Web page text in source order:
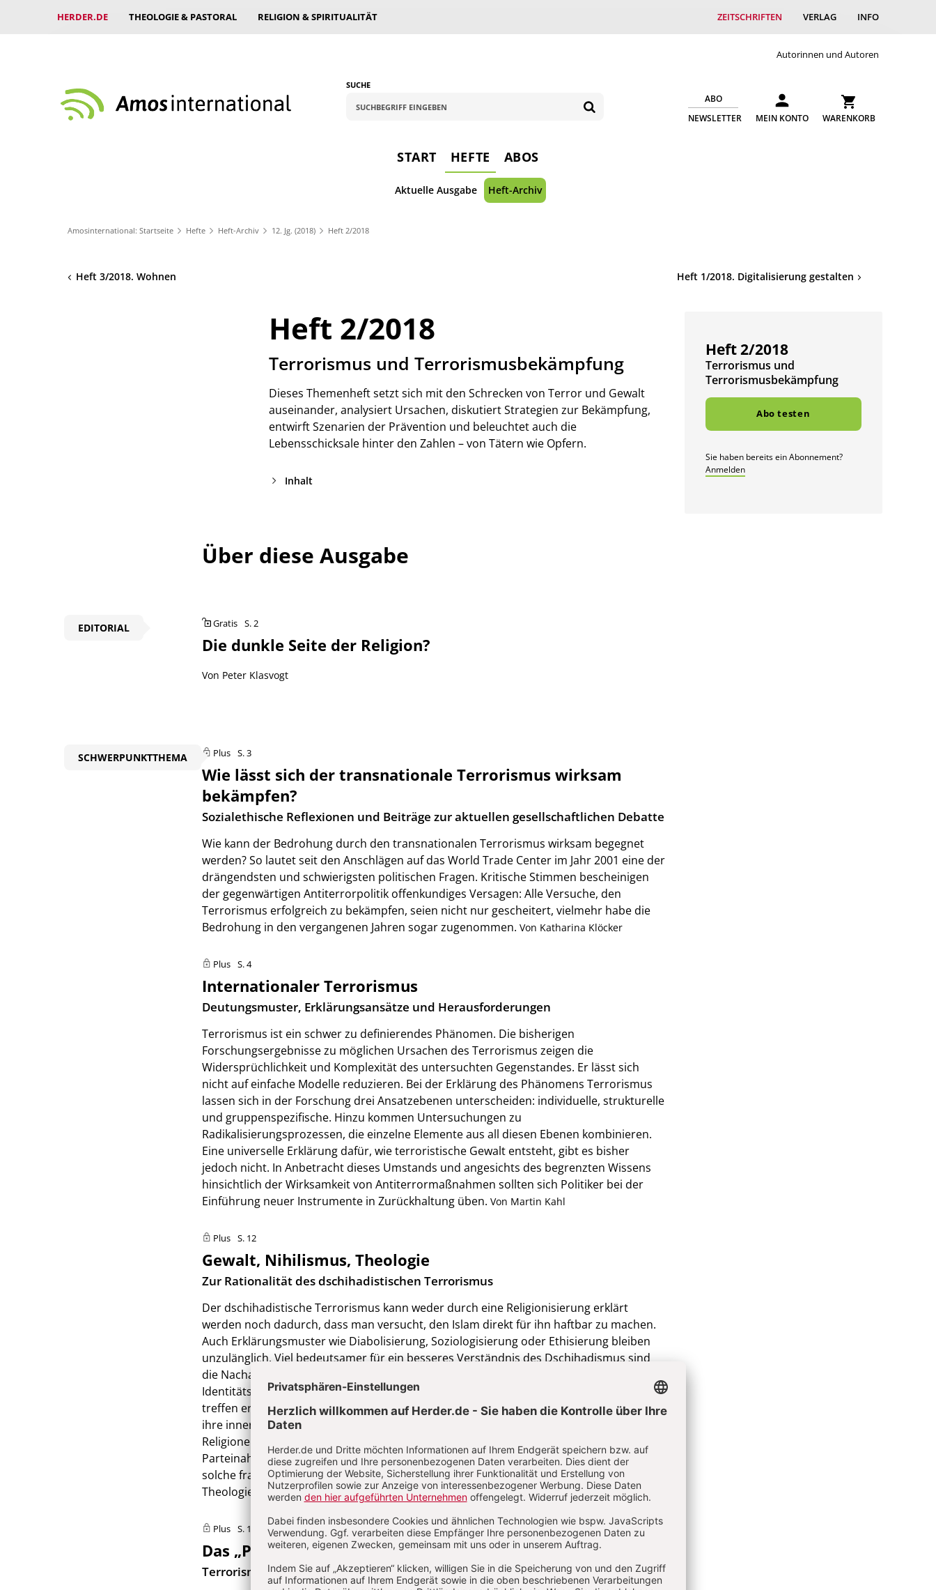
HERDER.DE THEOLOGIE & PASTORAL RELIGION & SPIRITUALITÄT ZEITSCHRIFTEN VERLAG INFO
Autorinnen und Autoren
SUCHE
ABO
NEWSLETTER
MEIN KONTO WARENKORB
START HEFTE ABOS
Aktuelle Ausgabe Heft-Archiv
Amosinternational: Startseite Hefte Heft-Archiv 12. Jg. (2018) Heft 2/2018
Heft 3/2018. Wohnen Heft 1/2018. Digitalisierung gestalten
Heft 2/2018
:
Terrorismus und Terrorismus­bekämpfung
Dieses Themenheft setzt sich mit den Schrecken von Terror und Gewalt
auseinander, analysiert Ursachen, diskutiert Strategien zur Bekämpfung,
entwirft Szenarien der Prävention und beleuchtet auch die
Lebensschicksale hinter den Zahlen – von Tätern wie Opfern.
Inhalt
Heft 2/2018
:
Terrorismus und
Terrorismus­bekämpfung
Abo testen
Sie haben bereits ein Abonnement?
Anmelden
Über diese Ausgabe
EDITORIAL Gratis S. 2
Die dunkle Seite der Religion?
Von Peter Klasvogt
SCHWERPUNKTTHEMA Plus S. 3
Wie lässt sich der transnationale Terrorismus wirksam
bekämpfen?
:
Sozialethische Reflexionen und Beiträge zur aktuellen gesellschaftlichen Debatte
Wie kann der Bedrohung durch den transnationalen Terrorismus wirksam begegnet
werden? So lautet seit den Anschlägen auf das World Trade Center im Jahr 2001 eine der
drängendsten und schwierigsten politischen Fragen. Kritische Stimmen bescheinigen
der gegenwärtigen Antiterrorpolitik offenkundiges Versagen: Alle Versuche, den
Terrorismus erfolgreich zu bekämpfen, seien nicht nur gescheitert, vielmehr habe die
Bedrohung in den vergangenen Jahren sogar zugenommen. Von Katharina Klöcker
Plus S. 4
Internationaler Terrorismus
:
Deutungsmuster, Erklärungsansätze und Herausforderungen
Terrorismus ist ein schwer zu definierendes Phänomen. Die bisherigen
Forschungsergebnisse zu möglichen Ursachen des Terrorismus zeigen die
Widersprüchlichkeit und Komplexität des untersuchten Gegenstandes. Er lässt sich
nicht auf einfache Modelle reduzieren. Bei der Erklärung des Phänomens Terrorismus
lassen sich in der Forschung drei Ansatzebenen unterscheiden: individuelle, strukturelle
und gruppenspezifische. Hinzu kommen Untersuchungen zu
Radikalisierungsprozessen, die einzelne Elemente aus all diesen Ebenen kombinieren.
Eine universelle Erklärung dafür, wie terroristische Gewalt entsteht, gibt es bisher
jedoch nicht. In Anbetracht dieses Umstands und angesichts des begrenzten Wissens
hinsichtlich der Wirksamkeit von Antiterrormaßnahmen sollten sich Politiker bei der
Einführung neuer Instrumente in Zurückhaltung üben. Von Martin Kahl
Plus S. 12
Gewalt, Nihilismus, Theologie
:
Zur Rationalität des dschihadistischen Terrorismus
Der dschihadistische Terrorismus kann weder durch eine Religionisierung erklärt
werden noch dadurch, dass man versucht, den Islam direkt für ihn haftbar zu machen.
Auch Erklärungsmuster wie Diabolisierung, Soziologisierung oder Ethisierung bleiben
unzulänglich. Viel bedeutsamer für ein besseres Verständnis des Dschihadismus sind
die Nachahmung gesellschaftlich vorherrschender Gewaltmuster und der durch
Identitätskrisen und Dekulturation bewirkte Nihilismus. Religiöse Rechtfertigungen
treffen erst in einem zweiten Schritt auf jene Menschen, die verzweifelt eine Antwort auf
ihre innere Leere suchen. Als gefährliche Ideologien erweisen sich die monotheistischen
Religionen, wenn die heiligen Schriften fragmentiert interpretiert werden und die
Parteinahme für verfolgte Opfer nicht mehr mit Vergebung verbunden bleibt. Eine
solche fragmentierte Auslegung des Korans kennzeichnet auch die dschihadistische
Theologie der Gewalt.Von Wolfgang Palaver
Plus S. 18
Das „Phantom verlorener Freiheit“?
:
Terrorismusbekämpfung aus menschenrechtsethischer Perspektive